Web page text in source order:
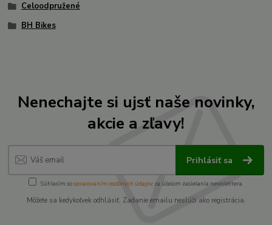
Celoodpružené
BH Bikes
Nenechajte si ujsť naše novinky,
akcie a zľavy!
Prihlásiť sa
Súhlasím sospracovaním osobných údajov za účelom zasielania newslettera.
Môžete sa kedykoľvek odhlásiť. Zadanie emailu neslúži ako registrácia.